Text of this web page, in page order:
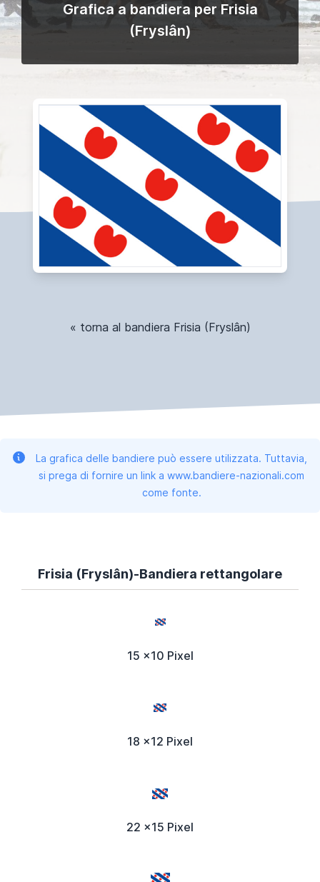
Grafica a bandiera per Frisia
(Fryslân)
« torna al bandiera Frisia (Fryslân)
La grafica delle bandiere può essere utilizzata. Tuttavia,
si prega di fornire un link a www.bandiere-nazionali.com
come fonte.
Frisia (Fryslân)-Bandiera rettangolare
15 x10 Pixel
18 x12 Pixel
22 x15 Pixel